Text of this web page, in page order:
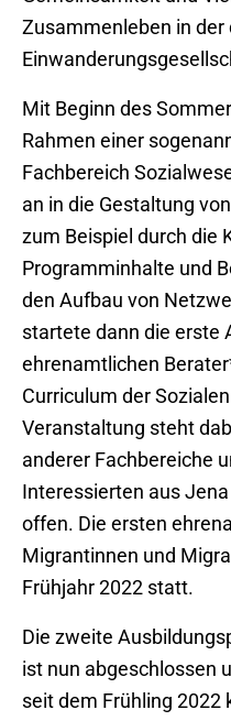
Zusammenleben in der
Mit Beginn des
Rahmen einer
Fachbereich
an in die Gestaltung
zum Beispiel durch die
Programminhalte und
den Aufbau von
startete dann die erste
ehrenamtlichen
Curriculum der
Veranstaltung steht
anderer Fachbereiche
Interessierten aus
offen. Die ersten
Migrantinnen und
Frühjahr 2022 statt.
Die zweite
ist nun abgeschlossen
seit dem Frühling 2022